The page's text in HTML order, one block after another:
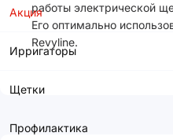
Акция
Ирригаторы
Щетки
Профилактика
работы электрической
Его оптимально
Revyline.